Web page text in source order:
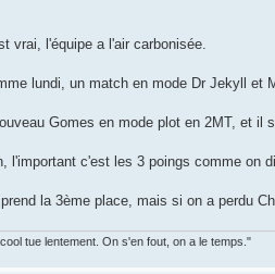
vrai, l'équipe a l'air carbonisée.
lundi, un match en mode Dr Jekyll et
Gomes en mode plot en 2MT, et il
l'important c'est les 3 poings comme on
la 3ème place, mais si on a perdu
tue lentement. On s'en fout, on a le temps."